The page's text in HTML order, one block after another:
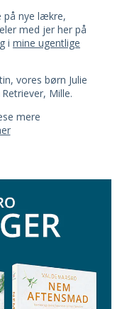
på nye lækre,
med jer her på
i mine ugentlige
vores børn Julie
Mille.
mere